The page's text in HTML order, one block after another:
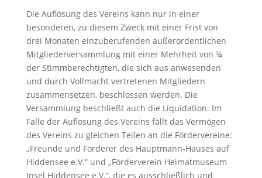
Die Auflösung des Vereins kann nur in einer
besonderen, zu diesem Zweck mit einer Frist von
drei Monaten einzuberufenden außerordentlichen
Mitgliederversammlung mit einer Mehrheit von ¾
der Stimmberechtigten, die sich aus anwesenden
und durch Vollmacht vertretenen Mitgliedern
zusammensetzen, beschlossen werden. Die
Versammlung beschließt auch die Liquidation. Im
Falle der Auflösung des Vereins fällt das Vermögen
des Vereins zu gleichen Teilen an die Fördervereine:
„Freunde und Förderer des Hauptmann-Hauses auf
Hiddensee e.V.“ und „Förderverein Heimatmuseum
Insel Hiddensee e.V.“, die es ausschließlich und